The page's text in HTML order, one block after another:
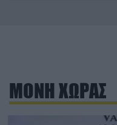
ΜΟΝΗ ΧΩΡΑΣ